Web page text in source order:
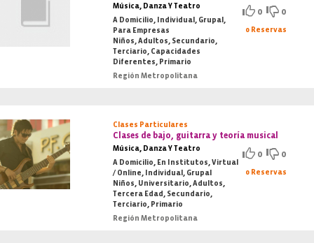
Música, Danza Y Teatro
A Domicilio, Individual, Grupal,
Para Empresas
Niños, Adultos, Secundario,
Terciario, Capacidades
Diferentes, Primario
Región Metropolitana
0 0
0 Reservas
Clases Particulares
Clases de bajo, guitarra y teoría musical
Música, Danza Y Teatro
A Domicilio, En Institutos, Virtual
/ Online, Individual, Grupal
Niños, Universitario, Adultos,
Tercera Edad, Secundario,
Terciario, Primario
Región Metropolitana
0 0
0 Reservas